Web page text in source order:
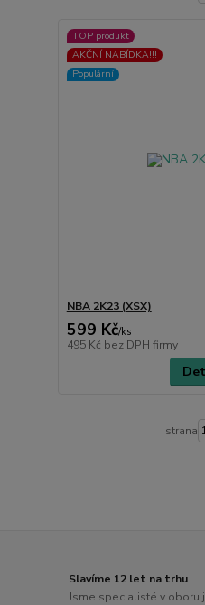
TOP produkt
AKČNÍ NABÍDKA!!!
Populární
NBA 2K23 (XSX)
599 Kč/ks
495 Kč bez DPH firmy
strana
Slavíme 12 let na trhu
Jsme specialisté v oboru